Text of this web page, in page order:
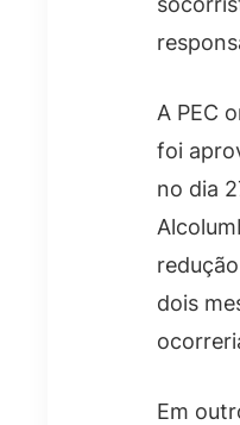
A PEC
foi
no dia
dois
Em